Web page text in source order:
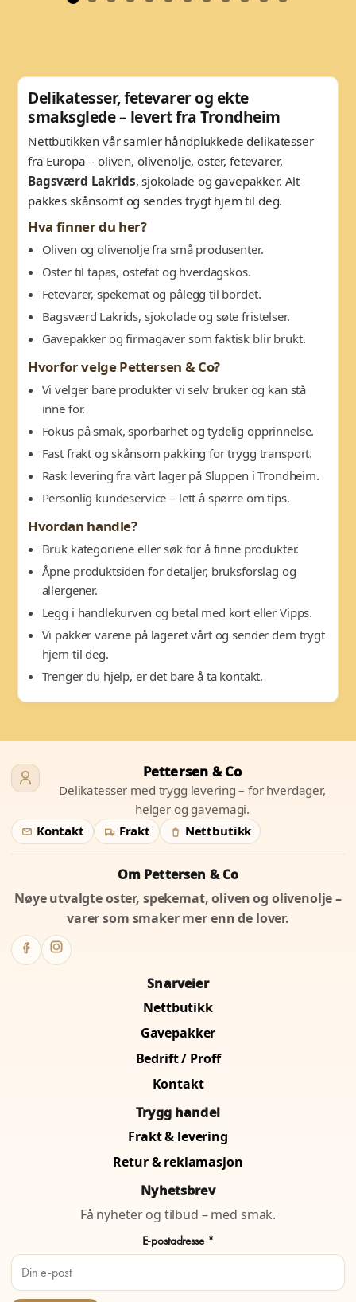
Delikatesser, fetevarer og ekte
smaksglede – levert fra Trondheim
Nettbutikken vår samler håndplukkede delikatesser
fra Europa – oliven, olivenolje, oster, fetevarer,
Bagsværd Lakrids, sjokolade og gavepakker. Alt
pakkes skånsomt og sendes trygt hjem til deg.
Hva finner du her?
Oliven og olivenolje fra små produsenter.
Oster til tapas, ostefat og hverdagskos.
Fetevarer, spekemat og pålegg til bordet.
Bagsværd Lakrids, sjokolade og søte fristelser.
Gavepakker og firmagaver som faktisk blir brukt.
Hvorfor velge Pettersen & Co?
Vi velger bare produkter vi selv bruker og kan stå
inne for.
Fokus på smak, sporbarhet og tydelig opprinnelse.
Fast frakt og skånsom pakking for trygg transport.
Rask levering fra vårt lager på Sluppen i Trondheim.
Personlig kundeservice – lett å spørre om tips.
Hvordan handle?
Bruk kategoriene eller søk for å finne produkter.
Åpne produktsiden for detaljer, bruksforslag og
allergener.
Legg i handlekurven og betal med kort eller Vipps.
Vi pakker varene på lageret vårt og sender dem trygt
hjem til deg.
Trenger du hjelp, er det bare å ta kontakt.
Pettersen & Co
Delikatesser med trygg levering – for hverdager,
helger og gavemagi.
Kontakt
Frakt Nettbutikk
Om Pettersen & Co
Nøye utvalgte oster, spekemat, oliven og olivenolje –
varer som smaker mer enn de lover.
Snarveier
Nettbutikk
Gavepakker
Bedrift / Proff
Kontakt
Trygg handel
Frakt & levering
Retur & reklamasjon
Nyhetsbrev
Få nyheter og tilbud – med smak.
E-postadresse *